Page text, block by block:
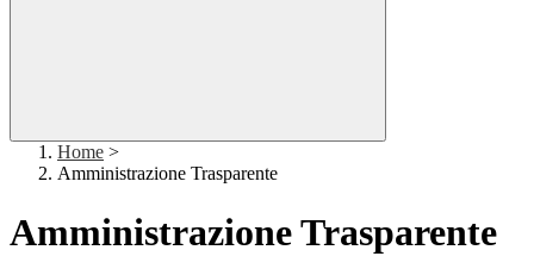
Home >
Amministrazione Trasparente
Amministrazione Trasparente